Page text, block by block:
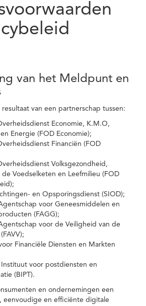
van het Meldpunt en
van een partnerschap tussen:
Economie, K.M.O,
Energie (FOD Economie);
Financiën (FOD
Volksgezondheid,
de Voedselketen en Leefmilieu (FOD
en Opsporingsdienst (SIOD);
voor Geneesmiddelen en
(FAGG);
voor de Veiligheid van de
Financiële Diensten en Markten
Instituut voor postdiensten en
(BIPT).
en ondernemingen een
eenvoudige en efficiënte digitale